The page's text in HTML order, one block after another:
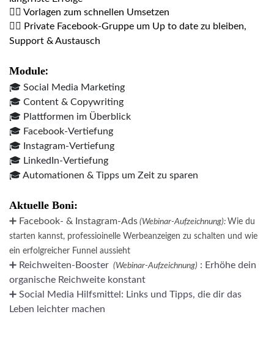
👉🏼 Vorlagen zum schnellen Umsetzen
👉🏼 Private Facebook-Gruppe um Up to date zu bleiben,
Support & Austausch
Module:
🎓 Social Media Marketing
🎓 Content & Copywriting
🎓 Plattformen im Überblick
🎓 Facebook-Vertiefung
🎓 Instagram-Vertiefung
🎓 LinkedIn-Vertiefung
🎓 Automationen & Tipps um Zeit zu sparen
Aktuelle Boni:
➕ Facebook- & Instagram-Ads (Webinar-Aufzeichnung): Wie du
starten kannst, professioinelle Werbeanzeigen zu schalten und wie
ein erfolgreicher Funnel aussieht
➕ Reichweiten-Booster (Webinar-Aufzeichnung) : Erhöhe dein
organische Reichweite konstant
➕ Social Media Hilfsmittel: Links und Tipps, die dir das
Leben leichter machen